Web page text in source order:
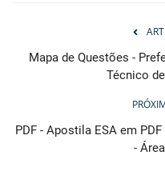
Mapa de Questões -
Técnico
PDF - Apostila ESA em
-